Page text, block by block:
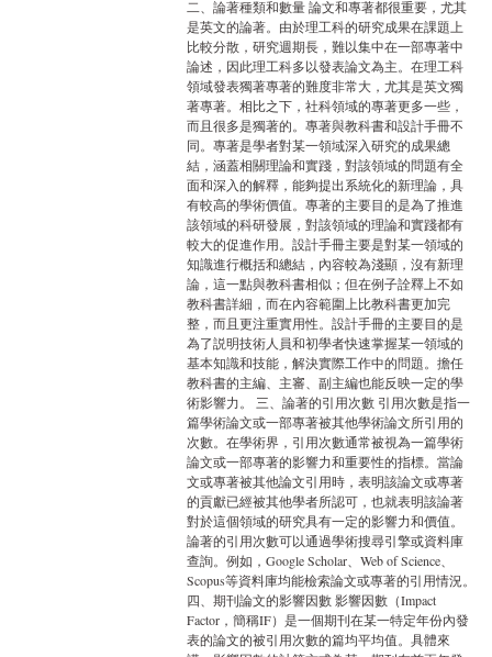
二、論著種類和數量 論文和專著都很重要，尤其
是英文的論著。由於理工科的研究成果在課題上
比較分散，研究週期長，難以集中在一部專著中
論述，因此理工科多以發表論文為主。在理工科
領域發表獨著專著的難度非常大，尤其是英文獨
著專著。相比之下，社科領域的專著更多一些，
而且很多是獨著的。專著與教科書和設計手冊不
同。專著是學者對某一領域深入研究的成果總
結，涵蓋相關理論和實踐，對該領域的問題有全
面和深入的解釋，能夠提出系統化的新理論，具
有較高的學術價值。專著的主要目的是為了推進
該領域的科研發展，對該領域的理論和實踐都有
較大的促進作用。設計手冊主要是對某一領域的
知識進行概括和總結，內容較為淺顯，沒有新理
論，這一點與教科書相似；但在例子詮釋上不如
教科書詳細，而在內容範圍上比教科書更加完
整，而且更注重實用性。設計手冊的主要目的是
為了説明技術人員和初學者快速掌握某一領域的
基本知識和技能，解決實際工作中的問題。擔任
教科書的主編、主審、副主編也能反映一定的學
術影響力。 三、論著的引用次數 引用次數是指一
篇學術論文或一部專著被其他學術論文所引用的
次數。在學術界，引用次數通常被視為一篇學術
論文或一部專著的影響力和重要性的指標。當論
文或專著被其他論文引用時，表明該論文或專著
的貢獻已經被其他學者所認可，也就表明該論著
對於這個領域的研究具有一定的影響力和價值。
論著的引用次數可以通過學術搜尋引擎或資料庫
查詢。例如，Google Scholar、Web of Science、
Scopus等資料庫均能檢索論文或專著的引用情況。
四、期刊論文的影響因數 影響因數（Impact
Factor，簡稱IF）是一個期刊在某一特定年份內發
表的論文的被引用次數的篇均平均值。具體來